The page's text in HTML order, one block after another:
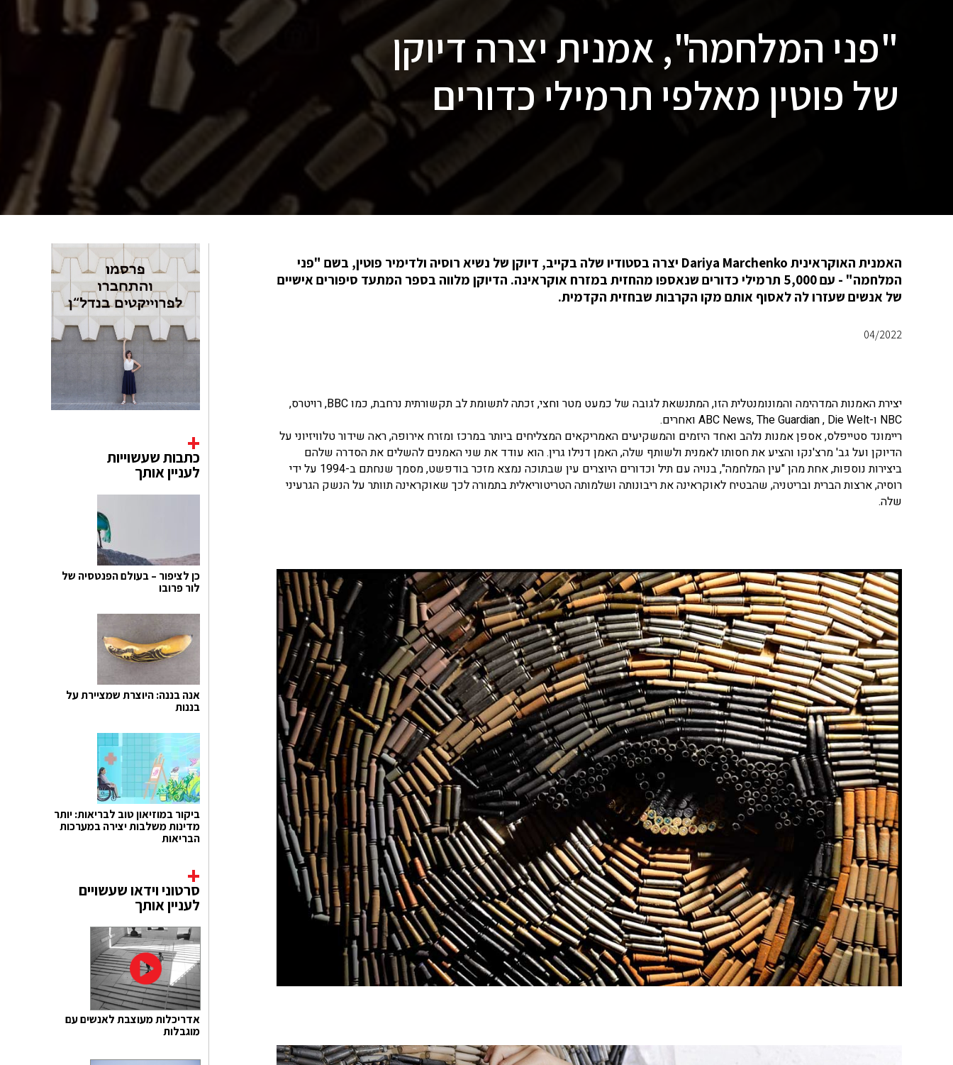
"פני המלחמה", אמנית יצרה דיוקן
של פוטין מאלפי תרמילי כדורים
האמנית האוקראינית Dariya Marchenko יצרה בסטודיו שלה בקייב, דיוקן של נשיא רוסיה ולדימיר פוטין, בשם "פני
המלחמה" - עם 5,000 תרמילי כדורים שנאספו מהחזית במזרח אוקראינה. הדיוקן מלווה בספר המתעד סיפורים אישיים
של אנשים שעזרו לה לאסוף אותם מקו הקרבות שבחזית הקדמית.
04/2022
יצירת האמנות המדהימה והמונומנטלית הזו, המתנשאת לגובה של כמעט מטר וחצי, זכתה לתשומת לב תקשורתית נרחבת, כמו BBC, רויטרס,
NBC ו-ABC News, The Guardian , Die Welt ואחרים.
ריימונד סטייפלס, אספן אמנות נלהב ואחד היזמים והמשקיעים האמריקאים המצליחים ביותר במרכז ומזרח אירופה, ראה שידור טלוויזיוני על
הדיוקן ועל גב' מרצ'נקו והציע את חסותו לאמנית ולשותף שלה, האמן דנילו גרין. הוא עודד את שני האמנים להשלים את הסדרה שלהם
ביצירות נוספות, אחת מהן "עין המלחמה", בנויה עם תיל וכדורים היוצרים עין שבתוכה נמצא מזכר בודפשט, מסמך שנחתם ב-1994 על ידי
רוסיה, ארצות הברית ובריטניה, שהבטיח לאוקראינה את ריבונותה ושלמותה הטריטוריאלית בתמורה לכך שאוקראינה תוותר על הנשק הגרעיני
שלה.
כתבות שעשוייות
לעניין אותך
כן לציפור – בעולם הפנטסיה של
לור פרובו
אנה בננה: היוצרת שמציירת על
בננות
ביקור במוזיאון טוב לבריאות: יותר
מדינות משלבות יצירה במערכות
הבריאות
סרטוני וידאו שעשויים
לעניין אותך
אדריכלות מעוצבת לאנשים עם
מוגבלות